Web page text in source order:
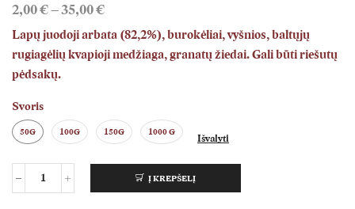
2,00€–35,00€Price
range:
2,00 €
through
Lapų juodoji arbata (82,2%), burokėliai, vyšnios, baltųjų
rugiagėlių kvapioji medžiaga, granatų žiedai.Gali būti riešutų
pėdsakų.
Svoris
50G 100G 150G 1000 G
Išvalyti
produkto
Į KREPŠELĮ